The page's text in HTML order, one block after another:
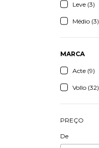
Leve (3)
Médio (3)
MARCA
Acte (9)
Vollo (32)
PREÇO
De